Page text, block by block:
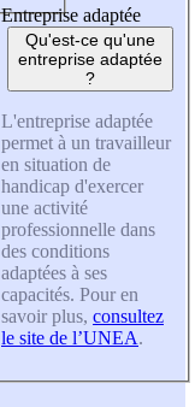
Entreprise adaptée
Qu'est-ce qu'une
entreprise adaptée
?
L'entreprise adaptée
permet à un travailleur
en situation de
handicap d'exercer
une activité
professionnelle dans
des conditions
adaptées à ses
capacités. Pour en
savoir plus, consultez
le site de l’UNEA.